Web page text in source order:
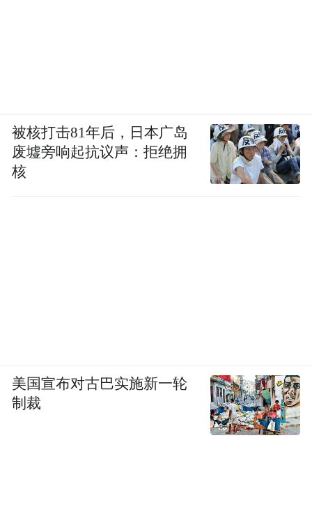
被核打击81年后，日本广岛
废墟旁响起抗议声：拒绝拥
核
美国宣布对古巴实施新一轮
制裁